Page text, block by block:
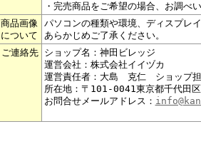
・完売商品をご希望の場合、お調べ
商品画像
について
パソコンの種類や環境、ディスプレ
あらかじめご了承ください。
ご連絡先
ショップ名：神田ビレッジ
運営会社：株式会社イイヅカ
運営責任者：大島 克仁 ショップ
所在地：〒101-0041東京都千代田
お問合せメールアドレス：